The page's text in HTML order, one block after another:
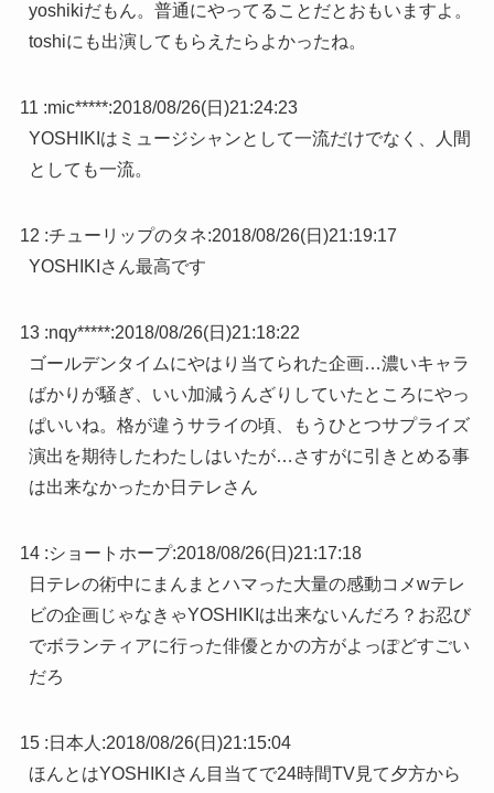
yoshikiだもん。普通にやってることだとおもいますよ。
toshiにも出演してもらえたらよかったね。
11 :mic*****:2018/08/26(日)21:24:23
YOSHIKIはミュージシャンとして一流だけでなく、人間
としても一流。
12 :チューリップのタネ:2018/08/26(日)21:19:17
YOSHIKIさん最高です
13 :nqy*****:2018/08/26(日)21:18:22
ゴールデンタイムにやはり当てられた企画…濃いキャラ
ばかりが騒ぎ、いい加減うんざりしていたところにやっ
ぱいいね。格が違うサライの頃、もうひとつサプライズ
演出を期待したわたしはいたが…さすがに引きとめる事
は出来なかったか日テレさん
14 :ショートホープ:2018/08/26(日)21:17:18
日テレの術中にまんまとハマった大量の感動コメwテレ
ビの企画じゃなきゃYOSHIKIは出来ないんだろ？お忍び
でボランティアに行った俳優とかの方がよっぽどすごい
だろ
15 : 日本人 :2018/08/26(日)21:15:04
ほんとはYOSHIKIさん目当てで24時間TV見て夕方から